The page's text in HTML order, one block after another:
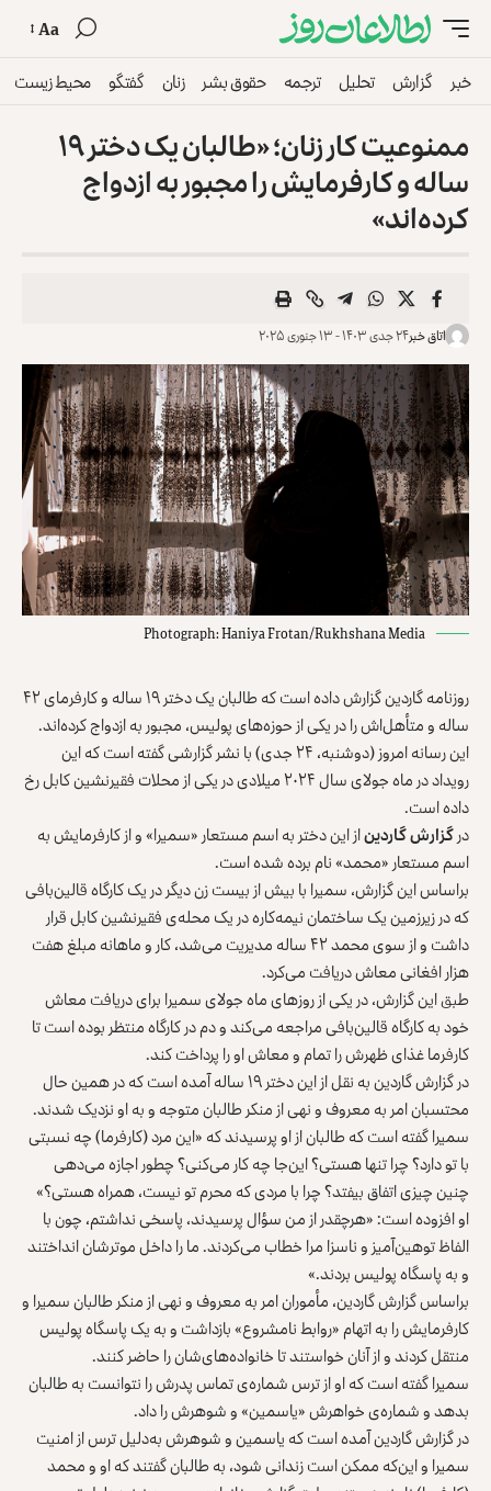
Aa
خبر گزارش تحلیل ترجمه حقوق بشر زنان گفتگو محیط زیست
ممنوعیت کار زنان؛ «طالبان یک دختر ۱۹
ساله و کارفرمایش را مجبور به ازدواج
کرده‌اند»
اتاق خبر۲۴ جدی ۱۴۰۳ - ۱۳ جنوری ۲۰۲۵
Photograph: Haniya Frotan/Rukhshana Media
روزنامه گاردین گزارش داده است که طالبان یک دختر ۱۹ ساله و کارفرمای ۴۲
ساله و متأهل‌اش را در یکی از حوزه‌های پولیس، مجبور به ازدواج کرده‌اند.
این رسانه امروز (دوشنبه، ۲۴ جدی) با نشر گزارشی گفته است که این
رویداد در ماه جولای سال ۲۰۲۴ میلادی در یکی از محلات فقیرنشین کابل رخ
داده است.
درگزارش گاردیناز این دختر به اسم مستعار «سمیرا» و از کارفرمایش به
اسم مستعار «محمد» نام برده شده است.
براساس این گزارش، سمیرا با بیش از بیست زن دیگر در یک کارگاه قالین‌بافی
که در زیرزمین یک ساختمان نیمه‌کاره در یک محله‌‌ی فقیرنشین کابل قرار
داشت و از سوی محمد ۴۲ ساله مدیریت می‌شد، کار و ماهانه مبلغ هفت
هزار افغانی معاش دریافت می‌کرد.
طبق این گزارش، در یکی از روزهای ماه جولای سمیرا برای دریافت معاش
خود به کارگاه قالین‌بافی مراجعه می‌کند و دم در کارگاه منتظر بوده است تا
کارفرما غذای ظهرش را تمام و معاش او را پرداخت کند.
در گزارش گاردین به نقل از این دختر ۱۹ ساله آمده است که در همین حال
محتسبان امر به معروف و نهی از منکر طالبان متوجه و به او نزدیک شدند.
سمیرا گفته است که طالبان از او پرسیدند که «این مرد (کارفرما) چه نسبتی
با تو دارد؟ چرا تنها هستی؟ این‌جا چه کار می‌کنی؟ چطور اجازه می‌دهی
چنین چیزی اتفاق بیفتد؟ چرا با مردی که محرم تو نیست، همراه هستی؟»
او افزوده است: «هرچقدر از من سؤال پرسیدند، پاسخی نداشتم، چون با
الفاظ توهین‌آمیز و ناسزا مرا خطاب می‌کردند. ما را داخل موترشان انداختند
و به پاسگاه پولیس بردند.»
براساس گزارش گاردین، مأموران امر به معروف و نهی از منکر طالبان سمیرا و
کارفرمایش را به اتهام «روابط نامشروع» بازداشت و به یک پاسگاه پولیس
منتقل کردند و از آنان خواستند تا خانواده‌های‌شان را حاضر کنند.
سمیرا گفته است که او از ترس شماره‌ی تماس پدرش را نتوانست به طالبان
بدهد و شماره‌ی خواهرش «یاسمین» و شوهرش را داد.
در گزارش گاردین آمده است که یاسمین و شوهرش به‌دلیل ترس از امنیت
سمیرا و این‌که ممکن است زندانی شود، به طالبان گفتند که او و محمد